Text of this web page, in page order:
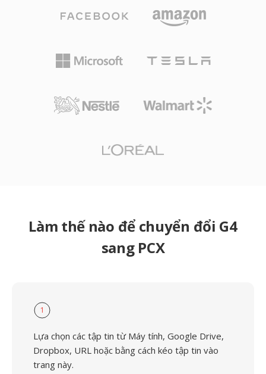
Làm thế nào để chuyển đổi G4
sang PCX
1
Lựa chọn các tập tin từ Máy tính, Google Drive,
Dropbox, URL hoặc bằng cách kéo tập tin vào
trang này.